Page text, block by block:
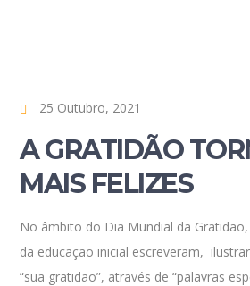
25 Outubro, 2021
A GRATIDÃO
MAIS FELIZES
No âmbito do Dia Mundial da
da educação inicial escreveram,
“sua gratidão”, através de “palavras